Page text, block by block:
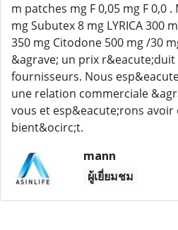
m patches mg F 0,05 mg F 0,0
mg Subutex 8 mg LYRICA 300
350 mg Citodone 500 mg /30
&agrave; un prix
fournisseurs. Nous
une relation commerciale
vous et esp&eacute;rons avoir
bient&ocirc;t.
mann
ผู้เยี่ยมชม